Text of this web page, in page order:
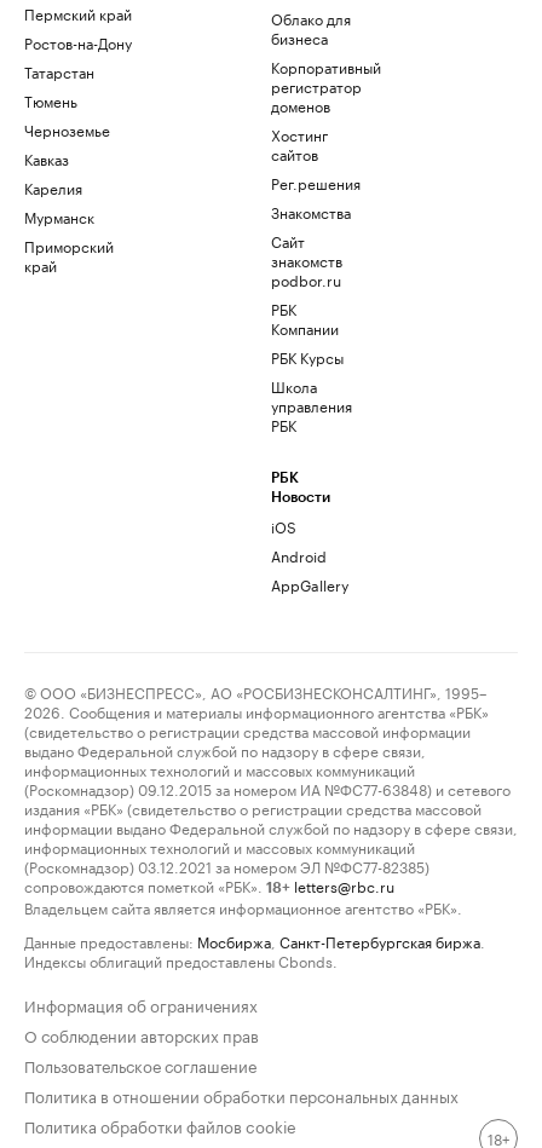
Пермский край
Ростов-на-Дону
Татарстан
Тюмень
Черноземье
Кавказ
Карелия
Мурманск
Приморский
край
Облако для
бизнеса
Корпоративный
регистратор
доменов
Хостинг
сайтов
Рег.решения
Знакомства
Сайт
знакомств
podbor.ru
РБК
Компании
РБК Курсы
Школа
управления
РБК
РБК
Новости
iOS
Android
AppGallery
© ООО «БИЗНЕСПРЕСС», АО «РОСБИЗНЕСКОНСАЛТИНГ», 1995–
2026. Сообщения и материалы информационного агентства «РБК»
(свидетельство о регистрации средства массовой информации
выдано Федеральной службой по надзору в сфере связи,
информационных технологий и массовых коммуникаций
(Роскомнадзор) 09.12.2015 за номером ИА №ФС77-63848) и сетевого
издания «РБК» (свидетельство о регистрации средства массовой
информации выдано Федеральной службой по надзору в сфере связи,
информационных технологий и массовых коммуникаций
(Роскомнадзор) 03.12.2021 за номером ЭЛ №ФС77-82385)
сопровождаются пометкой «РБК».
18+ letters@rbc.ru
Владельцем сайта является информационное агентство «РБК».
Данные предоставлены: Мосбиржа Санкт-Петербургская биржа
Индексы облигаций предоставлены Cbonds.
Информация об ограничениях
О соблюдении авторских прав
Пользовательское соглашение
Политика в отношении обработки персональных данных
Политика обработки файлов cookie
18+